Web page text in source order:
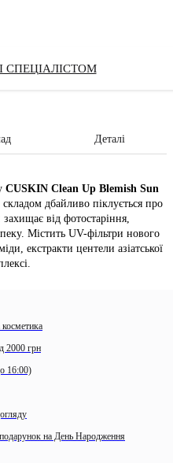
СПЕЦІАЛІСТОМ
Деталі
CUSKIN Clean Up Blemish Sun
дбайливо піклується про
від фотостаріння,
Містить UV-фільтри нового
екстракти центели азіатської
сухість та стягнутість, а
пігментації.
частого оновлення
годин).
фільтрів нового
косметика
2000 грн
16:00)
на День Народження